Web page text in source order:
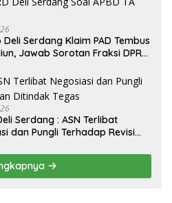
Serdang Klaim PAD Tembus
Jawab Sorotan Fraksi DPRD
Serdang : ASN Terlibat
dan Pungli Terhadap Revisi